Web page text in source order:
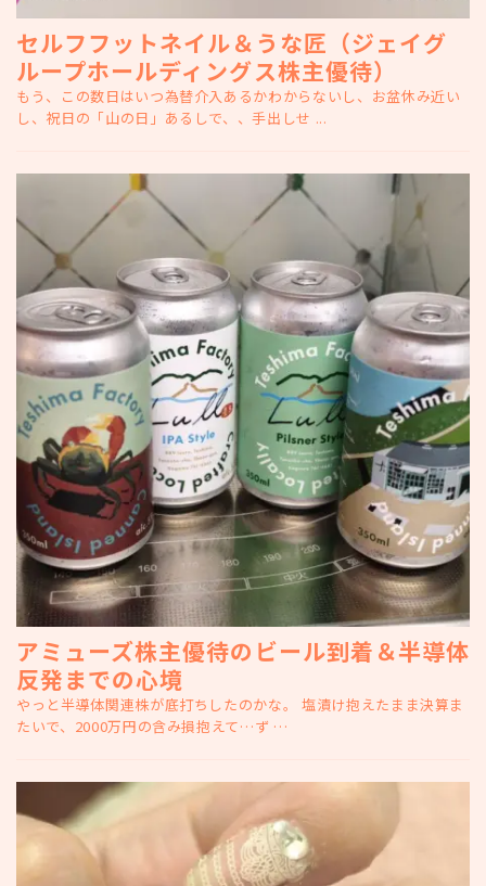
セルフフットネイル＆うな匠（ジェイグ
ループホールディングス株主優待）
もう、この数日はいつ為替介入あるかわからないし、お盆休み近い
し、祝日の「山の日」あるしで、、手出しせ ...
アミューズ株主優待のビール到着＆半導体
反発までの心境
やっと半導体関連株が底打ちしたのかな。 塩漬け抱えたまま決算ま
たいで、2000万円の含み損抱えて…ず …